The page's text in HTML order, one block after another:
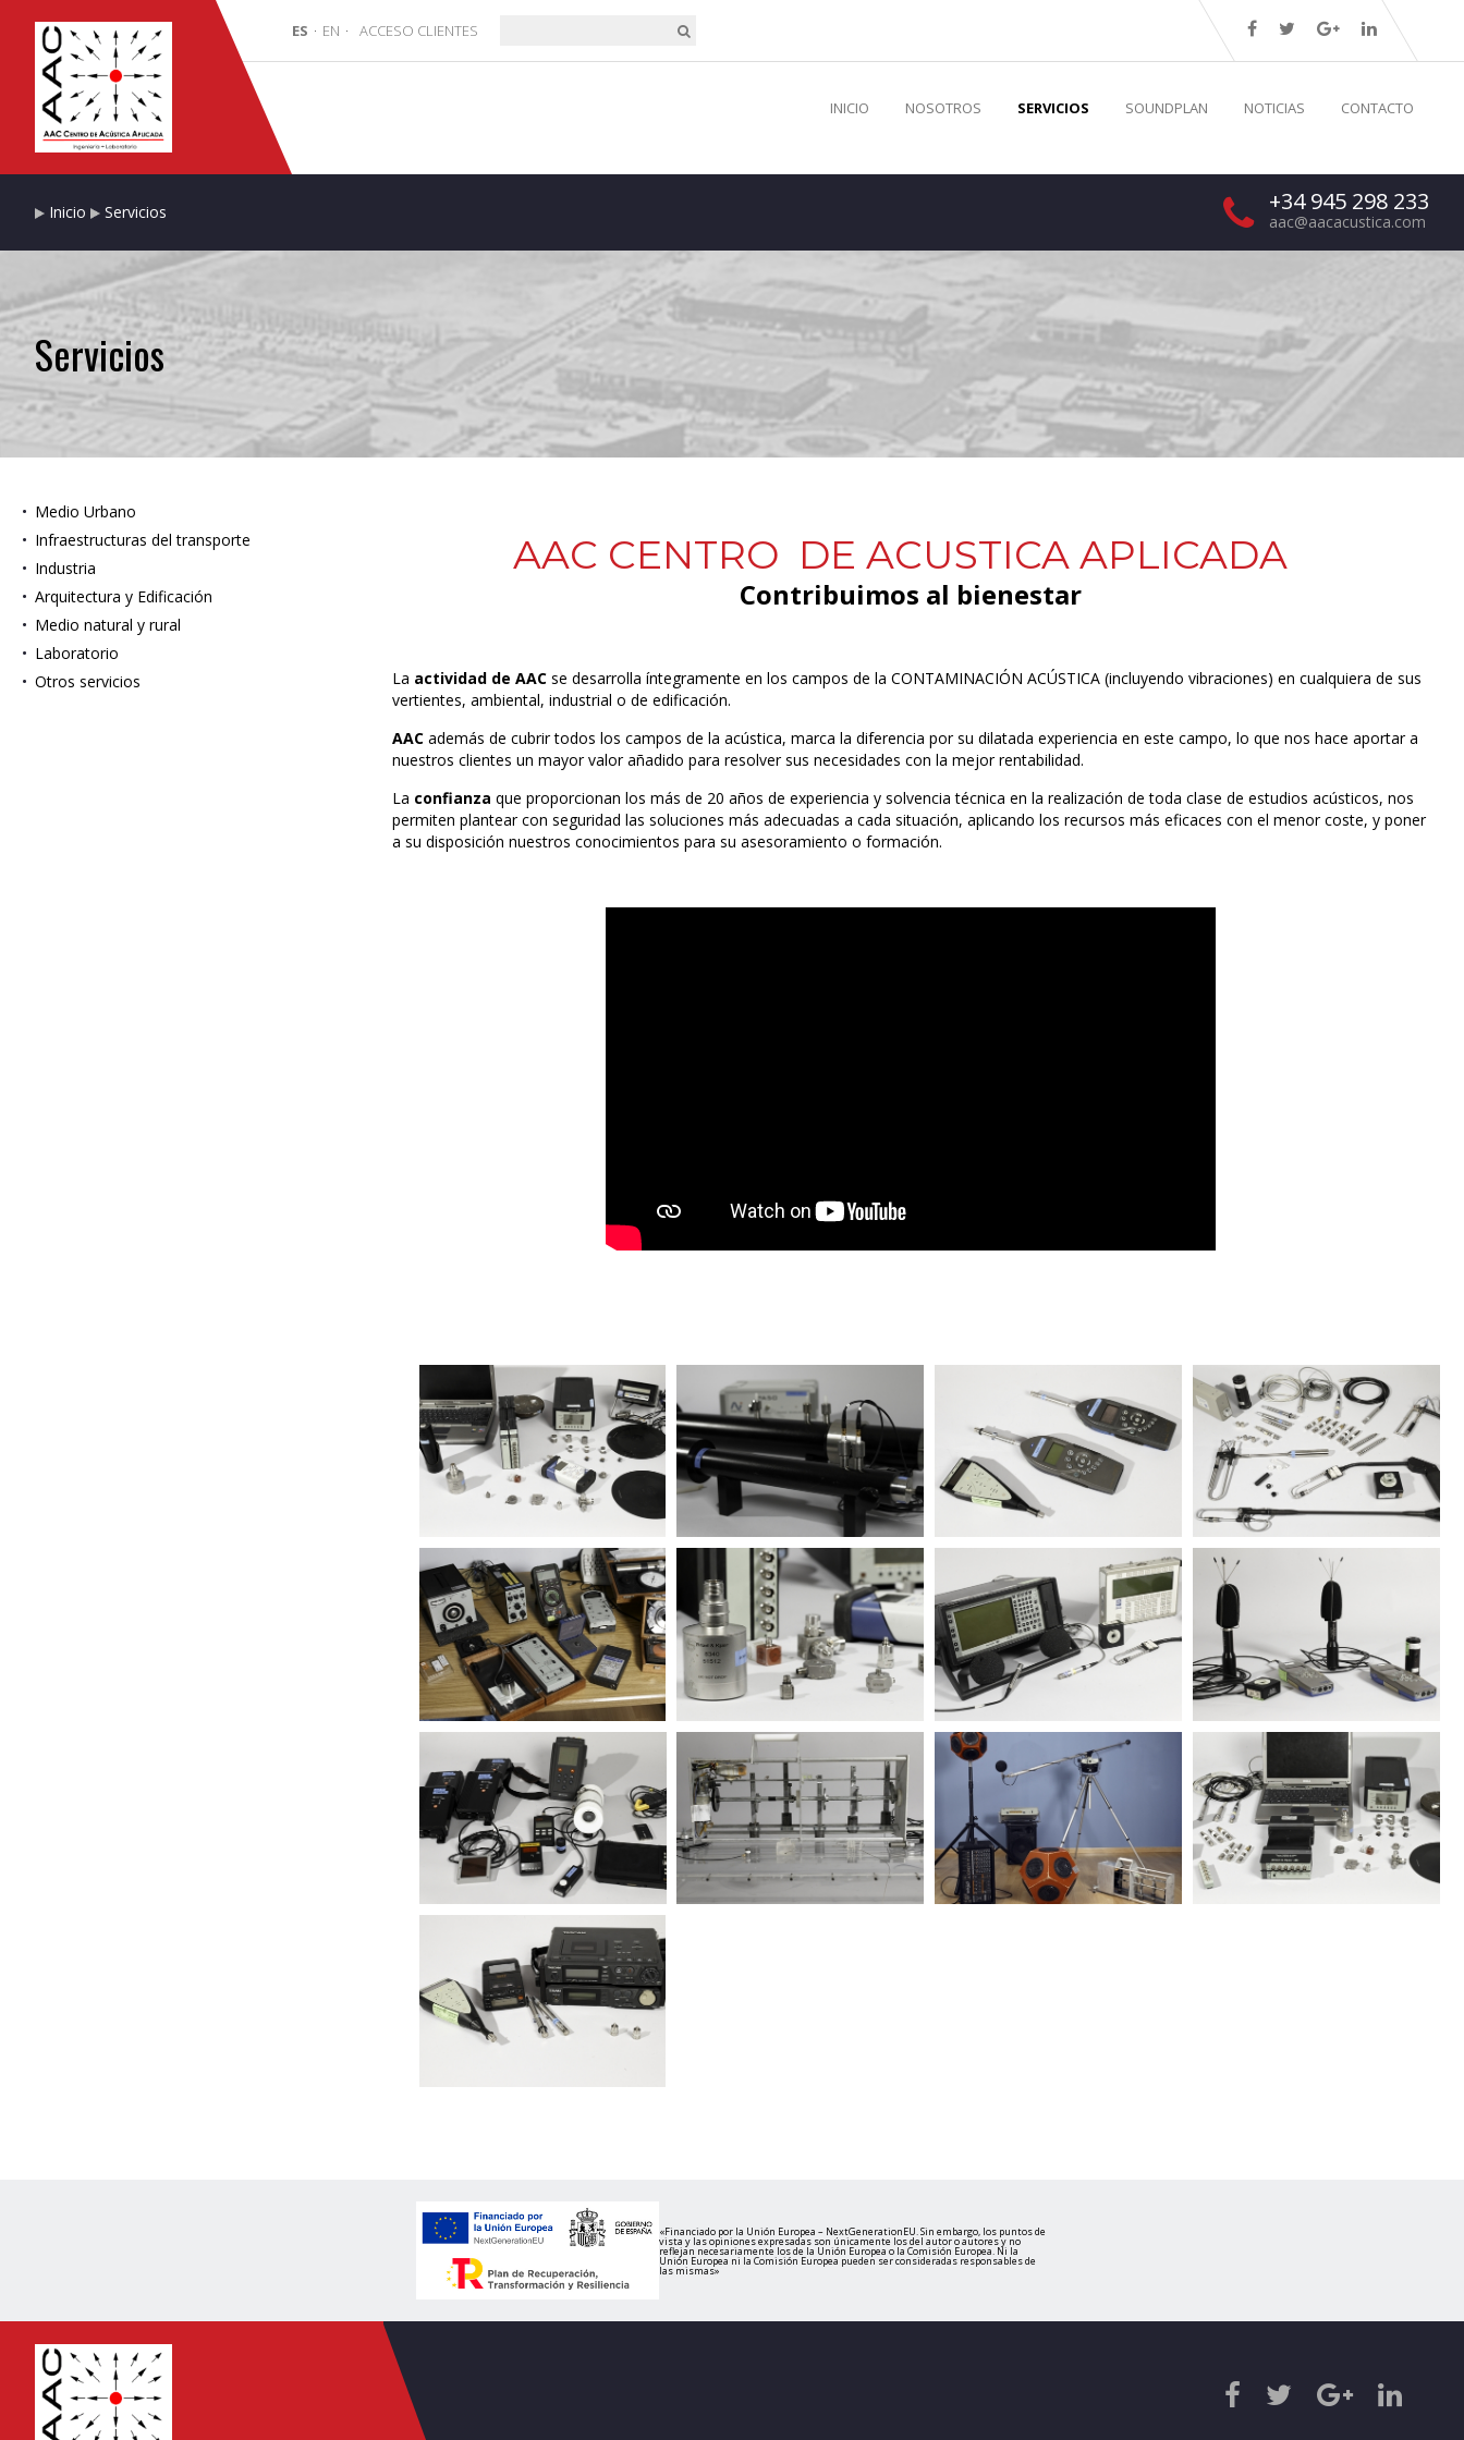
ES · EN · ACCESO CLIENTES
INICIO NOSOTROS SERVICIOS SOUNDPLAN NOTICIAS CONTACTO
Inicio Servicios +34 945 298 233
aac@aacacustica.com
Servicios
Medio Urbano
Infraestructuras del transporte
Industria
Arquitectura y Edificación
Medio natural y rural
Laboratorio
Otros servicios
AAC CENTRO DE ACUSTICA APLICADA
Contribuimos al bienestar
La actividad de AACse desarrolla íntegramente en los campos de la CONTAMINACIÓN ACÚSTICA (incluyendo vibraciones) en cualquiera de sus
vertientes, ambiental, industrial o de edificación.
AACademás de cubrir todos los campos de la acústica, marca la diferencia por su dilatada experiencia en este campo, lo que nos hace aportar a
nuestros clientes un mayor valor añadido para resolver sus necesidades con la mejor rentabilidad.
La confianza que proporcionan los más de 20 años de experiencia y solvencia técnica en la realización de toda clase de estudios acústicos, nos
permiten plantear con seguridad las soluciones más adecuadas a cada situación, aplicando los recursos más eficaces con el menor coste, y poner
a su disposición nuestros conocimientos para su asesoramiento o formación.
«Financiado por la Unión Europea – NextGenerationEU. Sin embargo, los puntos de
vista y las opiniones expresadas son únicamente los del autor o autores y no
reflejan necesariamente los de la Unión Europea o la Comisión Europea. Ni la
Unión Europea ni la Comisión Europea pueden ser consideradas responsables de
las mismas»